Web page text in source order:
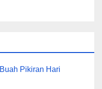
Buah Pikiran Hari